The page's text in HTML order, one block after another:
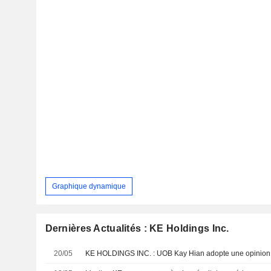
Graphique dynamique
Dernières Actualités : KE Holdings Inc.
20/05 KE HOLDINGS INC. : UOB Kay Hian adopte une